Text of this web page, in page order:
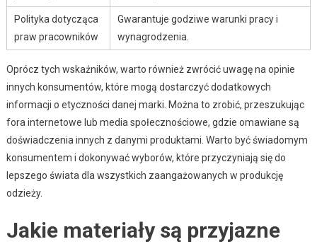
Polityka dotycząca
praw pracowników
Gwarantuje godziwe warunki pracy i
wynagrodzenia.
Oprócz tych wskaźników, warto również zwrócić uwagę na opinie
innych konsumentów, które mogą dostarczyć dodatkowych
informacji o etyczności danej marki. Można to zrobić, przeszukując
fora internetowe lub media społecznościowe, gdzie omawiane są
doświadczenia innych z danymi produktami. Warto być świadomym
konsumentem i dokonywać wyborów, które przyczyniają się do
lepszego świata dla wszystkich zaangażowanych w produkcję
odzieży.
Jakie materiały są przyjazne